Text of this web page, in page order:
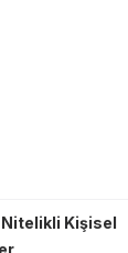
Nitelikli Kişisel